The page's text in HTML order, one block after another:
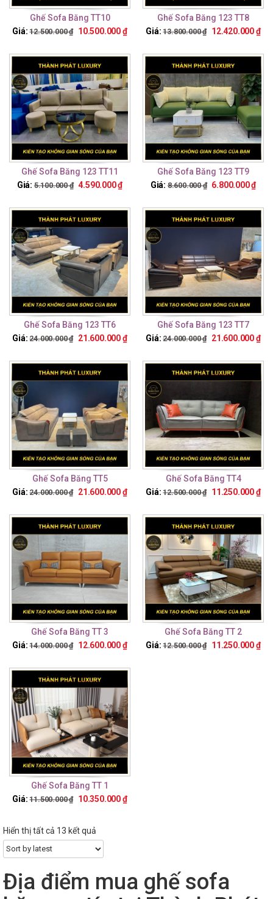
Ghế Sofa Băng TT10
Giá: 12.500.000₫ 10.500.000₫
Ghế Sofa Băng 123 TT8
Giá: 13.800.000₫ 12.420.000₫
Ghế Sofa Băng 123 TT11
Giá: 5.100.000₫ 4.590.000₫
Ghế Sofa Băng 123 TT9
Giá: 8.600.000₫ 6.800.000₫
Ghế Sofa Băng 123 TT6
Giá: 24.000.000₫ 21.600.000₫
Ghế Sofa Băng 123 TT7
Giá: 24.000.000₫ 21.600.000₫
Ghế Sofa Băng TT5
Giá: 24.000.000₫ 21.600.000₫
Ghế Sofa Băng TT4
Giá: 12.500.000₫ 11.250.000₫
Ghế Sofa Băng TT 3
Giá: 14.000.000₫ 12.600.000₫
Ghế Sofa Băng TT 2
Giá: 12.500.000₫ 11.250.000₫
Ghế Sofa Băng TT 1
Giá: 11.500.000₫ 10.350.000₫
Hiển thị tất cả 13 kết quả
Địa điểm mua ghế sofa